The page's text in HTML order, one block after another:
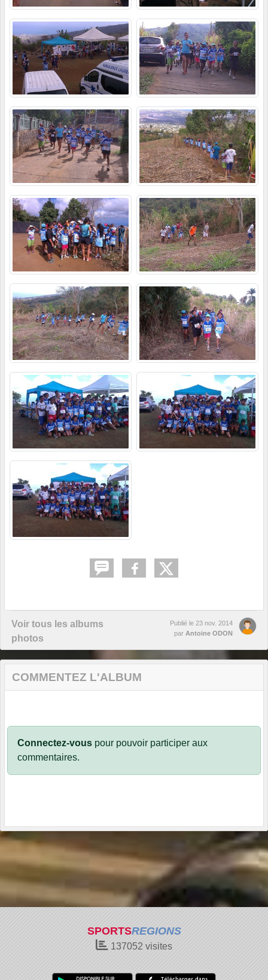
Voir tous les albums
photos
Publié le 23 nov. 2014
par Antoine ODON
COMMENTEZ L'ALBUM
Connectez-vous pour pouvoir participer aux
commentaires.
SPORTSREGIONS
137052 visites